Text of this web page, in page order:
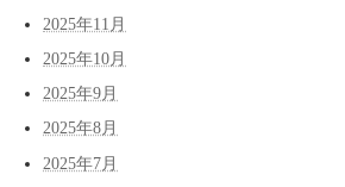
2025年11月
2025年10月
2025年9月
2025年8月
2025年7月